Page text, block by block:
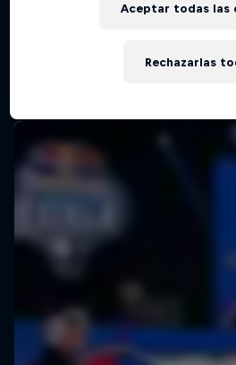
Rechazarlas
Aceptar todas las